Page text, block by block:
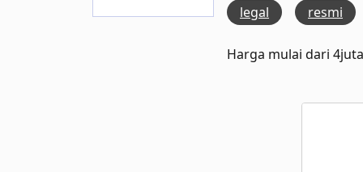
legal resmi
Harga mulai dari